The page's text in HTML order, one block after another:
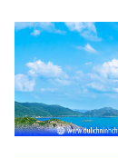
content